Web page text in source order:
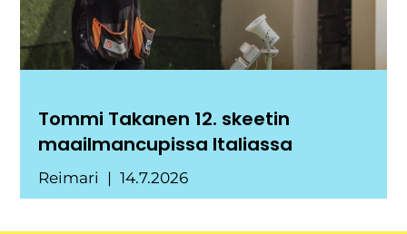
Tommi Takanen 12. skeetin
maailmancupissa Italiassa
Reimari 14.7.2026